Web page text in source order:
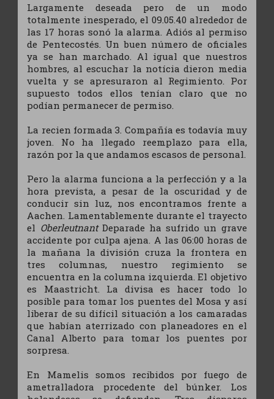
Largamente deseada pero de un modo
totalmente inesperado, el 09.05.40 alrededor de
las 17 horas sonó la alarma. Adiós al permiso
de Pentecostés. Un buen número de oficiales
ya se han marchado. Al igual que nuestros
hombres, al escuchar la notícia dieron media
vuelta y se apresuraron al Regimiento. Por
supuesto todos ellos tenían claro que no
podían permanecer de permiso.
La recien formada 3. Compañía es todavía muy
joven. No ha llegado reemplazo para ella,
razón por la que andamos escasos de personal.
Pero la alarma funciona a la perfección y a la
hora prevista, a pesar de la oscuridad y de
conducir sin luz, nos encontramos frente a
Aachen. Lamentablemente durante el trayecto
el OberleutnantDeparade ha sufrido un grave
accidente por culpa ajena. A las 06:00 horas de
la mañana la división cruza la frontera en
tres columnas, nuestro regimiento se
encuentra en la columna izquierda. El objetivo
es Maastricht. La divisa es hacer todo lo
posible para tomar los puentes del Mosa y así
liberar de su difícil situación a los camaradas
que habían aterrizado con planeadores en el
Canal Alberto para tomar los puentes por
sorpresa.
En Mamelis somos recibidos por fuego de
ametralladora procedente del búnker. Los